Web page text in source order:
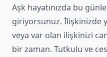
Aşk hayatınızda bu
giriyorsunuz. İlişkinizde
veya var olan ilişkinizi
bir zaman. Tutkulu ve